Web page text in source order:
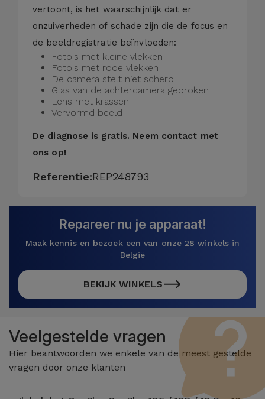
vertoont, is het waarschijnlijk dat er
onzuiverheden of schade zijn die de focus en
de beeldregistratie beïnvloeden:
Foto's met kleine vlekken
Foto's met rode vlekken
De camera stelt niet scherp
Glas van de achtercamera gebroken
Lens met krassen
Vervormd beeld
De diagnose is gratis. Neem contact met
ons op!
Referentie:REP248793
Repareer nu je apparaat!
Maak kennis en bezoek een van onze 28 winkels in
België
BEKIJK WINKELS
Veelgestelde vragen
Hier beantwoorden we enkele van de meest gestelde
vragen door onze klanten